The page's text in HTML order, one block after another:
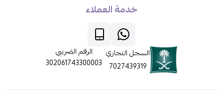
خدمة العملاء
السجل التجاري
7027439319
الرقم الضريبي
302061743300003